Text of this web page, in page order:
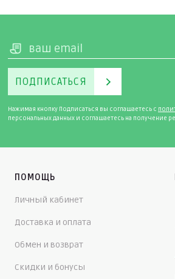
ПОДПИСАТЬСЯ
Нажимая кнопку Подписаться вы соглашаетесь с
персональных данных и соглашаетесь на получение
ПОМОЩЬ
Личный кабинет
Доставка и оплата
Обмен и возврат
Скидки и бонусы